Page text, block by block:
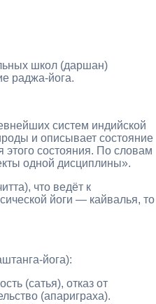
школ (даршан)
раджа‑йога.
систем индийской
и описывает состояние
этого состояния. По словам
одной дисциплины».
что ведёт к
йоги — кайвалья, то
(сатья), отказ от
(апариграха).